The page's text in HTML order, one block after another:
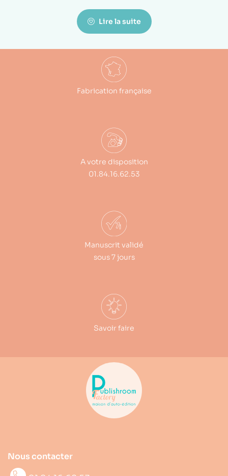
Lire la suite
Fabrication française
A votre disposition
01.84.16.62.53
Manuscrit validé
sous 7 jours
Savoir faire
Nous contacter